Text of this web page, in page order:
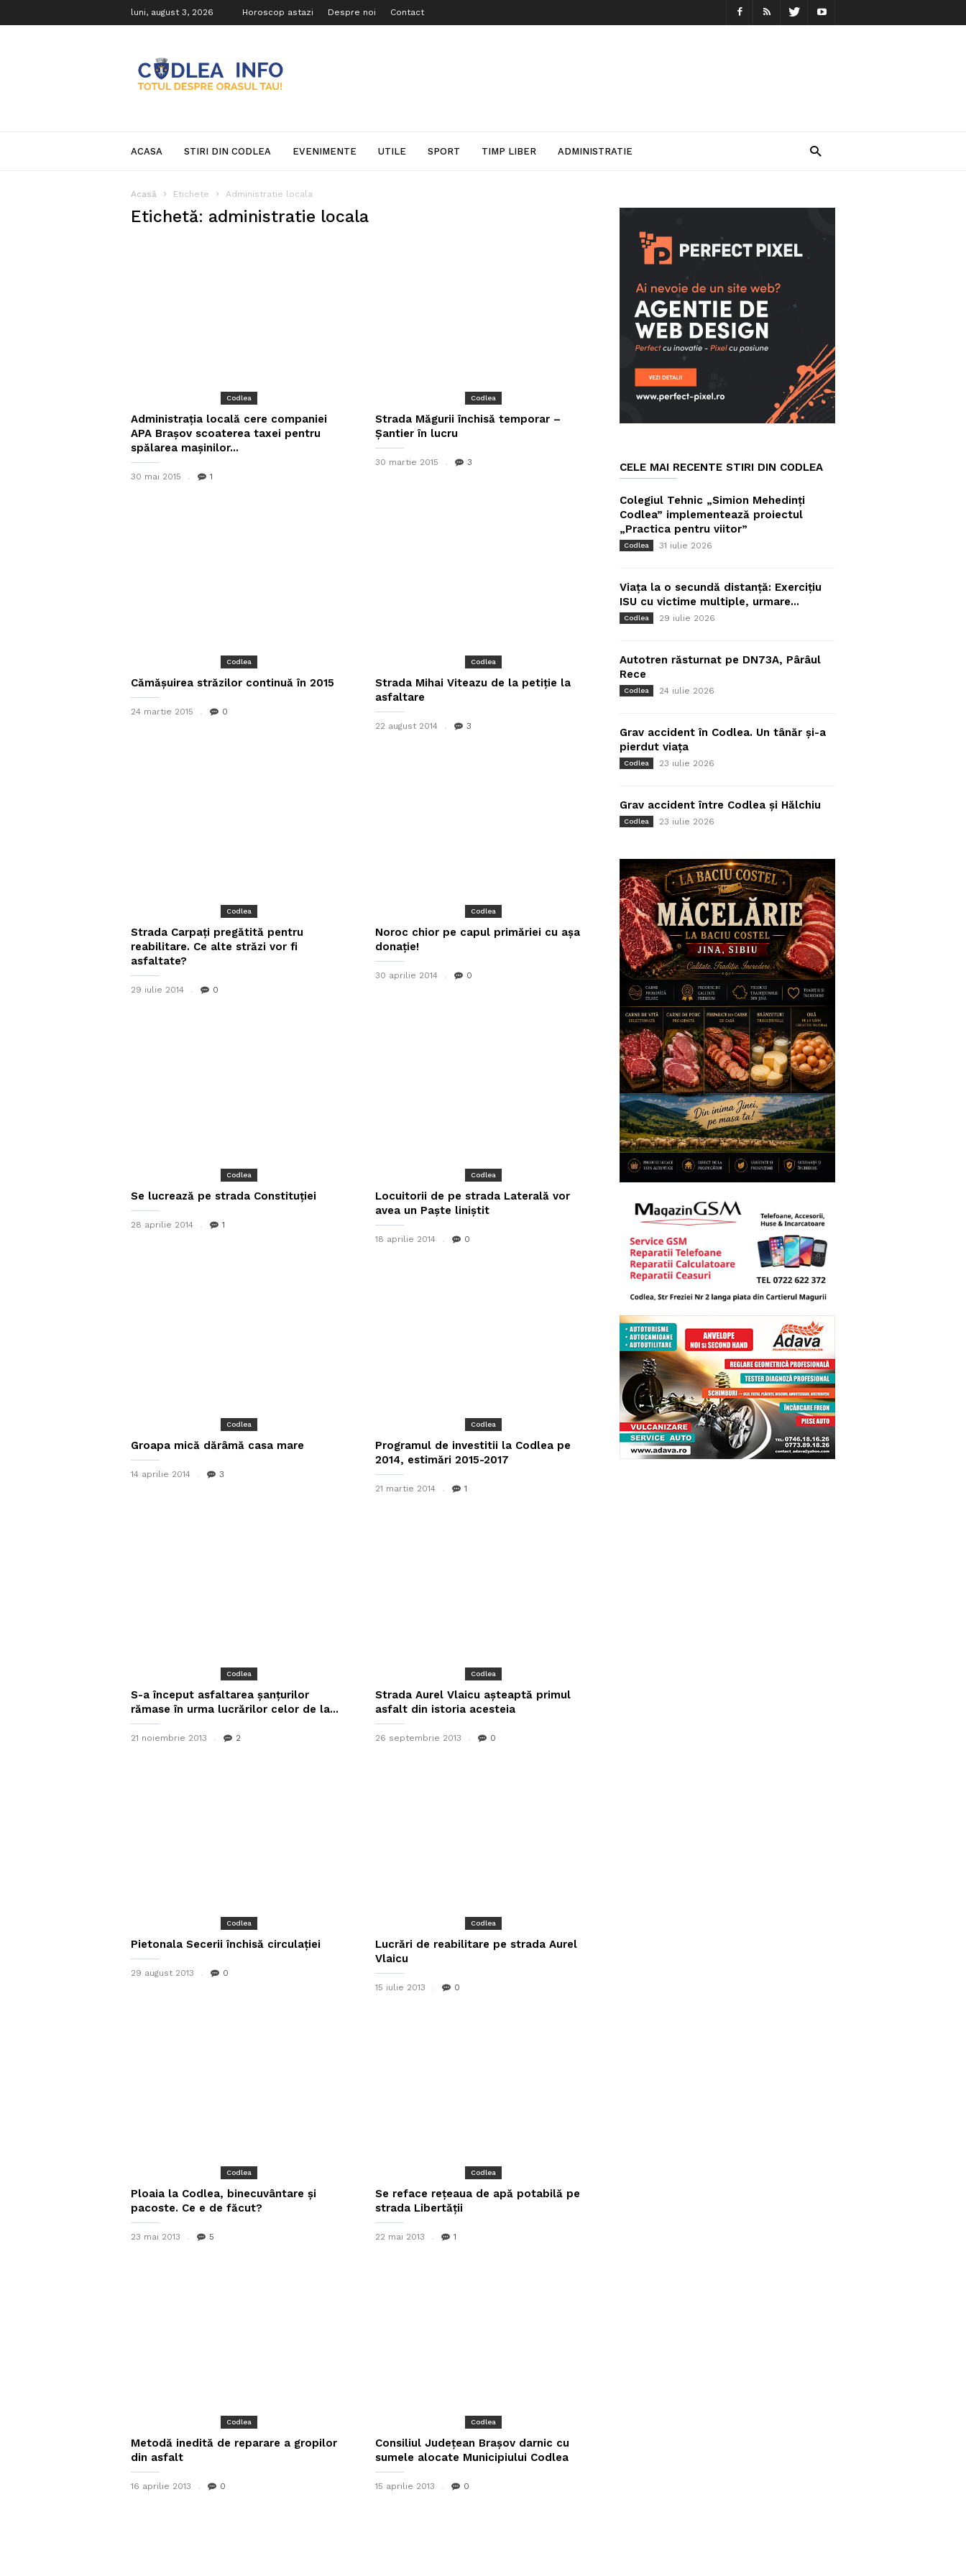
luni, august 3, 2026 Horoscop astazi Despre noi Contact
Info
ACASA STIRI DIN CODLEA EVENIMENTE UTILE SPORT TIMP LIBER ADMINISTRATIE
Acasă Etichete Administratie locala
Etichetă: administratie locala
Codlea
Administrația locală cere companiei
APA Brașov scoaterea taxei pentru
spălarea mașinilor...
30 mai 2015 1
Codlea
Strada Măgurii închisă temporar –
Șantier în lucru
30 martie 2015 3
Codlea
Cămășuirea străzilor continuă în 2015
24 martie 2015 0
Codlea
Strada Mihai Viteazu de la petiție la
asfaltare
22 august 2014 3
Codlea
Strada Carpați pregătită pentru
reabilitare. Ce alte străzi vor fi
asfaltate?
29 iulie 2014 0
Codlea
Noroc chior pe capul primăriei cu așa
donație!
30 aprilie 2014 0
Codlea
Se lucrează pe strada Constituției
28 aprilie 2014 1
Codlea
Locuitorii de pe strada Laterală vor
avea un Paște liniștit
18 aprilie 2014 0
Codlea
Groapa mică dărâmă casa mare
14 aprilie 2014 3
Codlea
Programul de investitii la Codlea pe
2014, estimări 2015-2017
21 martie 2014 1
Codlea
S-a început asfaltarea șanțurilor
rămase în urma lucrărilor celor de la...
21 noiembrie 2013 2
Codlea
Strada Aurel Vlaicu așteaptă primul
asfalt din istoria acesteia
26 septembrie 2013 0
Codlea
Pietonala Secerii închisă circulației
29 august 2013 0
Codlea
Lucrări de reabilitare pe strada Aurel
Vlaicu
15 iulie 2013 0
Codlea
Ploaia la Codlea, binecuvântare şi
pacoste. Ce e de făcut?
23 mai 2013 5
Codlea
Se reface reţeaua de apă potabilă pe
strada Libertăţii
22 mai 2013 1
Codlea
Metodă inedită de reparare a gropilor
din asfalt
16 aprilie 2013 0
Codlea
Consiliul Judeţean Braşov darnic cu
sumele alocate Municipiului Codlea
15 aprilie 2013 0
CELE MAI RECENTE STIRI DIN CODLEA
Colegiul Tehnic „Simion Mehedinți
Codlea” implementează proiectul
„Practica pentru viitor”
Codlea 31 iulie 2026
Viața la o secundă distanță: Exercițiu
ISU cu victime multiple, urmare...
Codlea 29 iulie 2026
Autotren răsturnat pe DN73A, Pârâul
Rece
Codlea 24 iulie 2026
Grav accident în Codlea. Un tânăr și-a
pierdut viața
Codlea 23 iulie 2026
Grav accident între Codlea și Hălchiu
Codlea 23 iulie 2026